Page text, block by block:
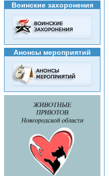
Воинские захоронения
Анонсы мероприятий